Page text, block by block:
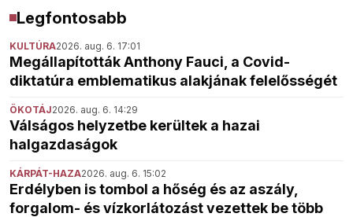
Legfontosabb
KULTÚRA2026. aug. 6. 17:01
Megállapították Anthony Fauci, a Covid-
diktatúra emblematikus alakjának felelősségét
ÖKOTÁJ2026. aug. 6. 14:29
Válságos helyzetbe kerültek a hazai
halgazdaságok
KÁRPÁT-HAZA2026. aug. 6. 15:02
Erdélyben is tombol a hőség és az aszály,
forgalom- és vízkorlátozást vezettek be több